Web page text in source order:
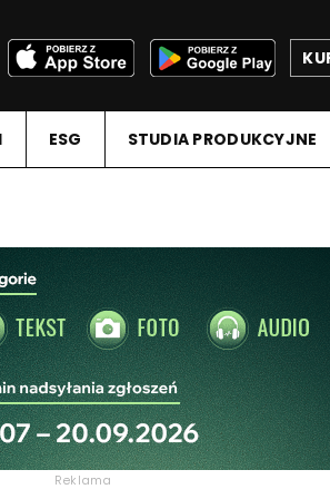
ESG STUDIA PRODUKCYJNE
Reklama